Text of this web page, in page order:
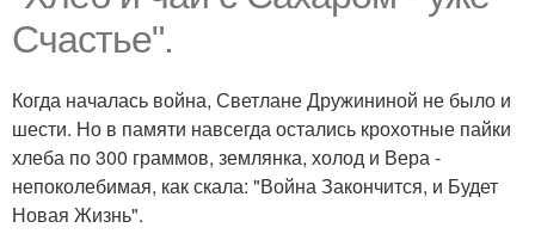
Счастье".
Когда началась война, Светлане Дружининой не было и
шести. Но в памяти навсегда остались крохотные пайки
хлеба по 300 граммов, землянка, холод и Вера -
непоколебимая, как скала: "Война Закончится, и Будет
Новая Жизнь".